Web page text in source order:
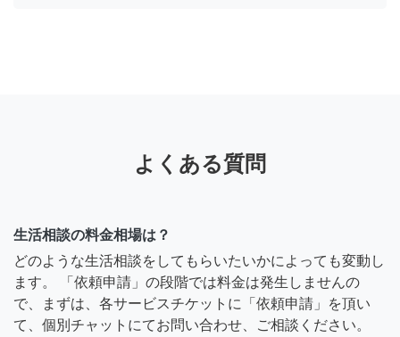
よくある質問
生活相談の料金相場は？
どのような生活相談をしてもらいたいかによっても変動し
ます。 「依頼申請」の段階では料金は発生しませんの
で、まずは、各サービスチケットに「依頼申請」を頂い
て、個別チャットにてお問い合わせ、ご相談ください。